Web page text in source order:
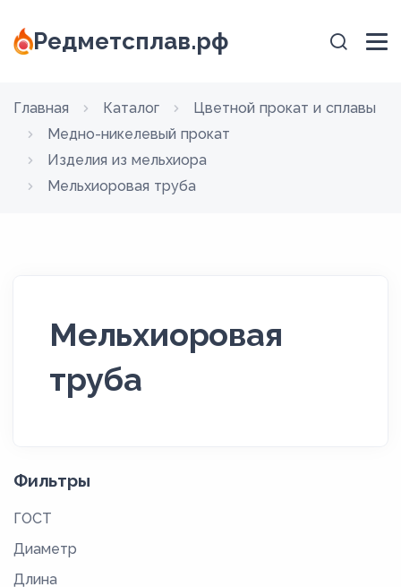
Редметсплав.рф
Главная Каталог
Цветной прокат и сплавы
Медно-никелевый прокат
Изделия из мельхиора
Мельхиоровая труба
Мельхиоровая
труба
Фильтры
ГОСТ
Диаметр
Длина